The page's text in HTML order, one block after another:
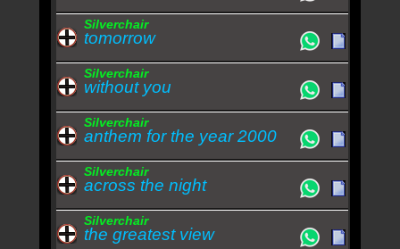
Silverchair
tomorrow
Silverchair
without you
Silverchair
anthem for the year 2000
Silverchair
across the night
Silverchair
the greatest view